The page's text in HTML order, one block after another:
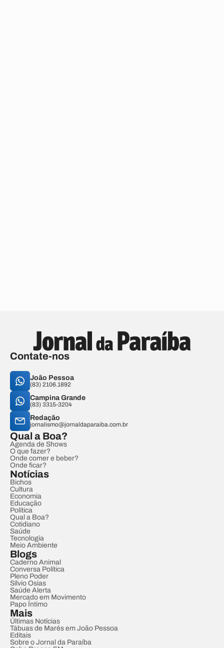
Contate-nos
João Pessoa
(83) 2106.1892
Campina Grande
(83) 3315-3204
Redação
jornalismo@jornaldaparaiba.com.br
Qual a Boa?
Agenda de Shows
O que fazer?
Onde comer e beber?
Onde ficar?
Notícias
Bichos
Cultura
Economia
Educação
Política
Qual a Boa?
Cotidiano
Saúde
Tecnologia
Meio Ambiente
Blogs
Caderno Animal
Conversa Política
Pleno Poder
Sílvio Osias
Saúde Alerta
Mercado em Movimento
Papo Íntimo
Mais
Últimas Notícias
Tábuas de Marés em João Pessoa
Editais
Sobre o Jornal da Paraíba